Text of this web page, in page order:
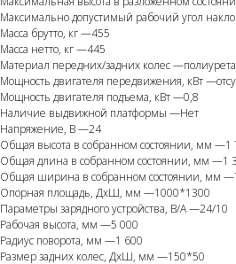
Максимально допустимый рабочий угол
Масса брутто, кг —455
Масса нетто, кг —445
Материал передних/задних колес
Мощность двигателя передвижения, кВт
Мощность двигателя подъема, кВт —0,8
Наличие выдвижной платформы —Нет
Напряжение, В —24
Общая высота в собранном состоянии, мм —1
Общая длина в собранном состоянии, мм —1
Общая ширина в собранном состоянии, мм
Опорная площадь, ДхШ, мм —1000*1300
Параметры зарядного устройства, В/А —24/10
Рабочая высота, мм —5 000
Радиус поворота, мм —1 600
Размер задних колес, ДхШ, мм —150*50